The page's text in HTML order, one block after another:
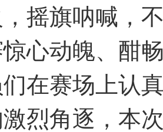
摇旗呐喊，
心动魄、酣
在赛场上认
烈角逐，本